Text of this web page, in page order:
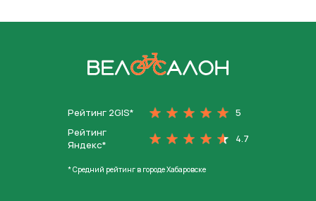
Рейтинг 2GIS*
5
Рейтинг
Яндекс*
4.7
* Средний рейтинг в городе Хабаровске